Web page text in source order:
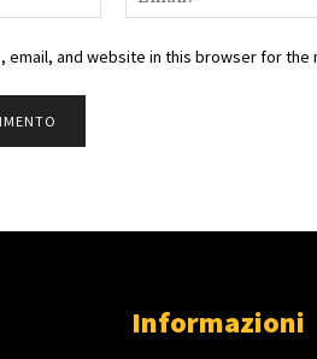
email, and website in this browser for the
Informazioni